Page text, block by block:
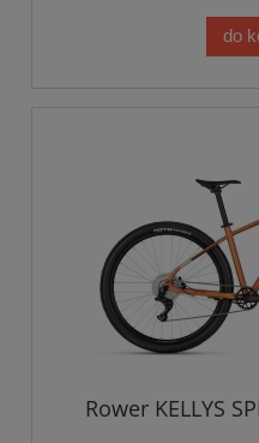
do
Rower KELLYS